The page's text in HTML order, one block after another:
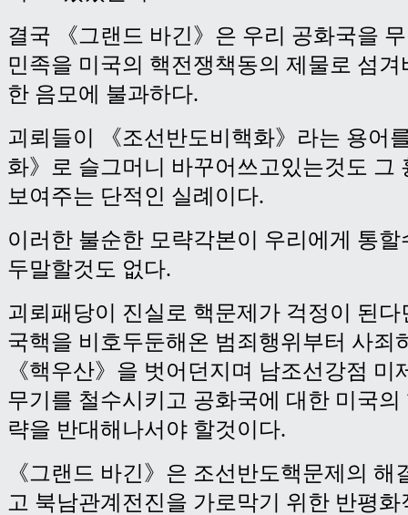
결국 《그랜드 바긴》은 우리 공화국을
민족을 미국의 핵전쟁책동의 제물로 섬
한 음모에 불과하다.
괴뢰들이 《조선반도비핵화》라는 용어
화》로 슬그머니 바꾸어쓰고있는것도 그
보여주는 단적인 실례이다.
이러한 불순한 모략각본이 우리에게 통
두말할것도 없다.
괴뢰패당이 진실로 핵문제가 걱정이 된
국핵을 비호두둔해온 범죄행위부터 사죄
《핵우산》을 벗어던지며 남조선강점 미
무기를 철수시키고 공화국에 대한 미국
략을 반대해나서야 할것이다.
《그랜드 바긴》은 조선반도핵문제의 해
고 북남관계전진을 가로막기 위한 반평